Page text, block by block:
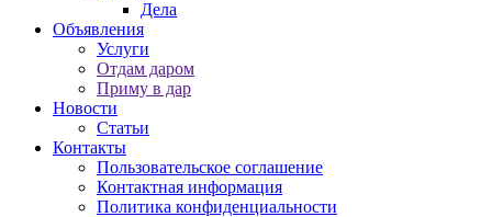
Дела
Объявления
Услуги
Отдам даром
Приму в дар
Новости
Статьи
Контакты
Пользовательское соглашение
Контактная информация
Политика конфиденциальности